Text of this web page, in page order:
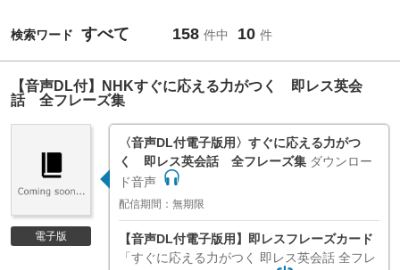
検索ワード すべて 158 件中 10 件
【音声DL付】NHKすぐに応える力がつく 即レス英会
話 全フレーズ集
電子版
〈音声DL付電子版用〉すぐに応える力がつ
く 即レス英会話 全フレーズ集 ダウンロー
ド音声
配信期間：無期限
【音声DL付電子版用】即レスフレーズカード
「すぐに応える力がつく 即レス英会話 全フレ